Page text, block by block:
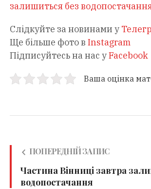
залишиться без
Слідкуйте за новинами у
Ще більше фото в Instagram
Підписуйтесь на нас уFacebook
Ваша оцінка
ПОПЕРЕДНІЙ ЗАПИС
Частина Вінниці завтра
водопостачання